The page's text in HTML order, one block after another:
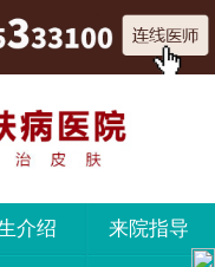
介绍 来院指导